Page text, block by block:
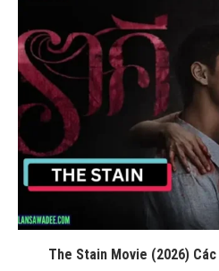
The Stain Movie (2026)